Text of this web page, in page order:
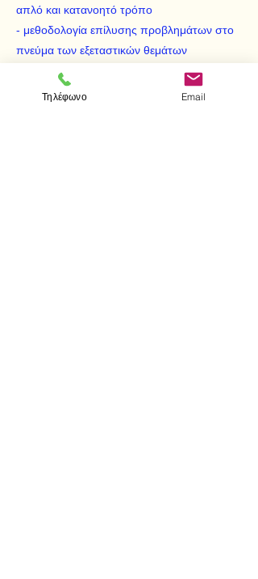
απλό και κατανοητό τρόπο
- μεθοδολογία επίλυσης προβλημάτων στο
πνεύμα των εξεταστικών θεμάτων
- μεγάλο αριθμό ασκήσεων και
προβλημάτων για εμπέδωση της θεωρίας
Τηλέφωνο Email